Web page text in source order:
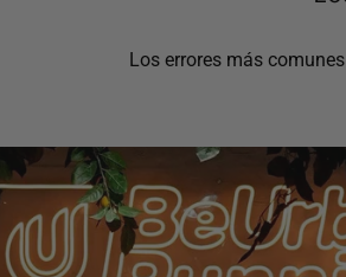
Los errores más